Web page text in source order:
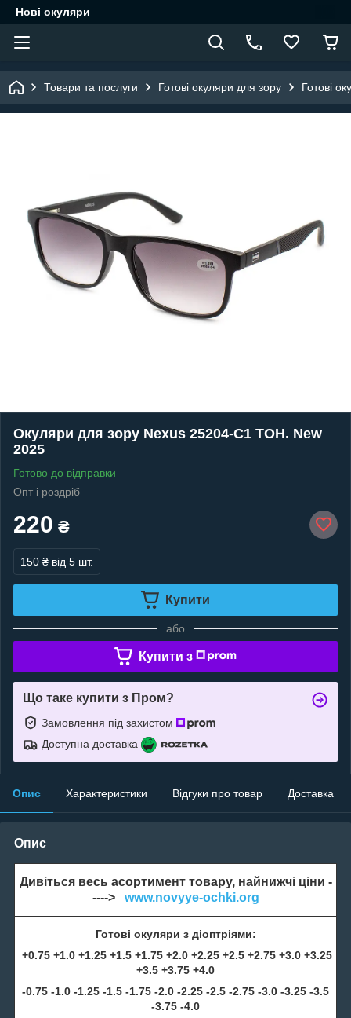
Нові окуляри
Товари та послуги Готові окуляри для зору Готові
Окуляри для зору Nexus 25204-C1 ТОН. New
2025
Готово до відправки
Опт і роздріб
220 ₴
150 ₴ від 5 шт.
Купити
або
Купити з
Що таке купити з Пром?
Замовлення під захистом
Доступна доставка
Опис Характеристики Відгуки про товар Доставка
Опис
Дивіться весь асортимент товару, найнижчі ціни -
----> www.novyye-ochki.org
Готові окуляри з діоптріями:
+0.75 +1.0 +1.25 +1.5 +1.75 +2.0 +2.25 +2.5 +2.75 +3.0 +3.25
+3.5 +3.75 +4.0
-0.75 -1.0 -1.25 -1.5 -1.75 -2.0 -2.25 -2.5 -2.75 -3.0 -3.25 -3.5
-3.75 -4.0